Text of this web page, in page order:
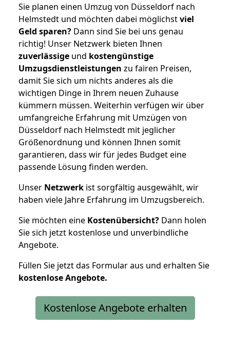
Sie planen einen Umzug von Düsseldorf nach
Helmstedt und möchten dabei möglichstviel
Geld sparen? Dann sind Sie bei uns genau
richtig! Unser Netzwerk bieten Ihnen
zuverlässige und kostengünstige
Umzugsdienstleistungen zu fairen Preisen,
damit Sie sich um nichts anderes als die
wichtigen Dinge in Ihrem neuen Zuhause
kümmern müssen. Weiterhin verfügen wir über
umfangreiche Erfahrung mit Umzügen von
Düsseldorf nach Helmstedt mit jeglicher
Größenordnung und können Ihnen somit
garantieren, dass wir für jedes Budget eine
passende Lösung finden werden.
Unser Netzwerk ist sorgfältig ausgewählt, wir
haben viele Jahre Erfahrung im Umzugsbereich.
Sie möchten eine Kostenübersicht? Dann holen
Sie sich jetzt kostenlose und unverbindliche
Angebote.
Füllen Sie jetzt das Formular aus und erhalten Sie
kostenloseAngebote.
Kostenlose Angebote erhalten